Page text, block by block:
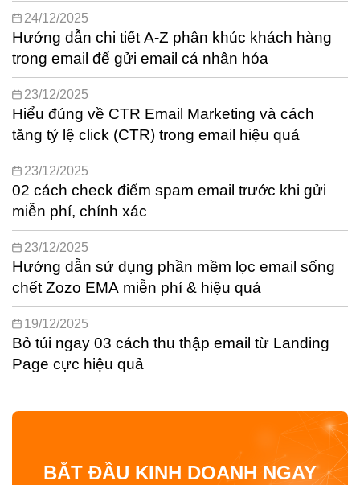
24/12/2025
Hướng dẫn chi tiết A-Z phân khúc khách hàng
trong email để gửi email cá nhân hóa
23/12/2025
Hiểu đúng về CTR Email Marketing và cách
tăng tỷ lệ click (CTR) trong email hiệu quả
23/12/2025
02 cách check điểm spam email trước khi gửi
miễn phí, chính xác
23/12/2025
Hướng dẫn sử dụng phần mềm lọc email sống
chết Zozo EMA miễn phí & hiệu quả
19/12/2025
Bỏ túi ngay 03 cách thu thập email từ Landing
Page cực hiệu quả
BẮT ĐẦU KINH DOANH NGAY